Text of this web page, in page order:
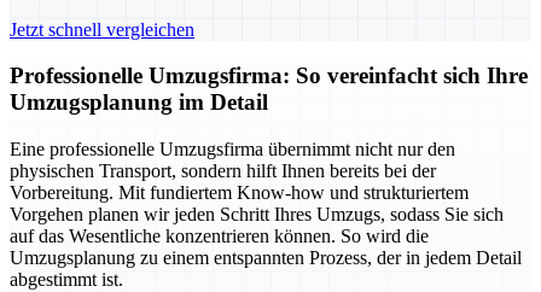
Jetzt schnell vergleichen
Professionelle Umzugsfirma: So vereinfacht sich Ihre
Umzugsplanung im Detail
Eine professionelle Umzugsfirma übernimmt nicht nur den
physischen Transport, sondern hilft Ihnen bereits bei der
Vorbereitung. Mit fundiertem Know-how und strukturiertem
Vorgehen planen wir jeden Schritt Ihres Umzugs, sodass Sie sich
auf das Wesentliche konzentrieren können. So wird die
Umzugsplanung zu einem entspannten Prozess, der in jedem Detail
abgestimmt ist.